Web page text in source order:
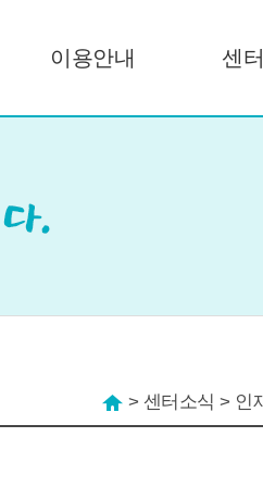
이용안내 센
> 센터소식 > 인